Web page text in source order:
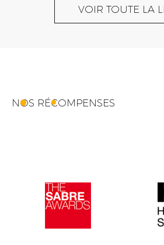
VOIR TOUTE LA
NOS RÉCOMPENSES